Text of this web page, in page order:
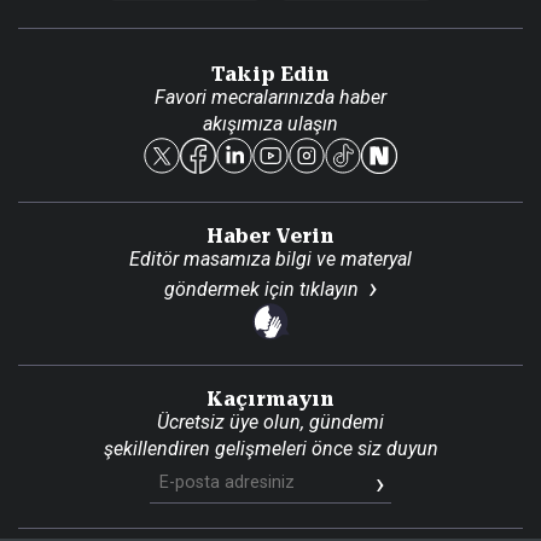
Reklam Ver
Takip Edin
Favori mecralarınızda haber
akışımıza ulaşın
Haber Verin
Editör masamıza bilgi ve materyal
göndermek için tıklayın
Kaçırmayın
Ücretsiz üye olun, gündemi
şekillendiren gelişmeleri önce siz duyun